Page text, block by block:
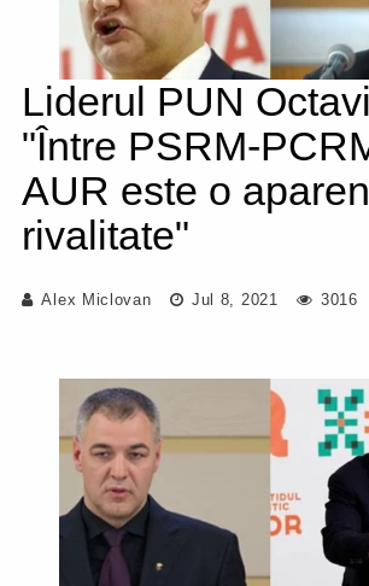
Liderul PUN
"Între PSRM-
AUR este o
rivalitate"
Alex Miclovan Jul 8, 2021 3016